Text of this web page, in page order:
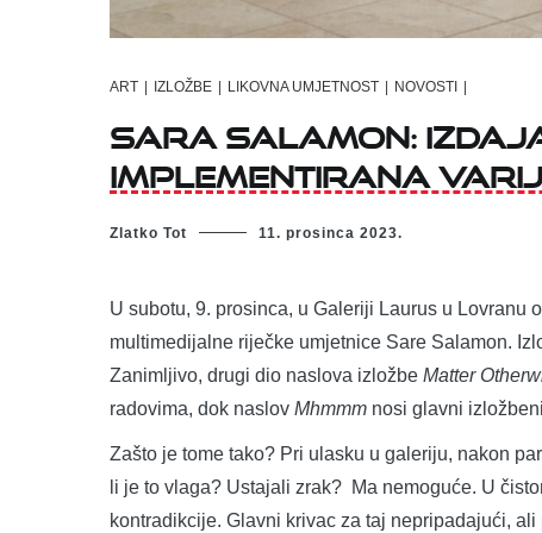
ART IZLOŽBE LIKOVNA UMJETNOST NOVOSTI
Sara Salamon:
implementirana
Zlatko Tot 11. prosinca 2023.
U subotu, 9. prosinca, u Galeriji Laurus u Lovranu
multimedijalne riječke umjetnice Sare Salamon.
Zanimljivo, drugi dio naslova izložbe Matter
radovima, dok naslov Mhmmm nosi glavni
Zašto je tome tako? Pri ulasku u galeriju, nakon
li je to vlaga? Ustajali zrak? Ma nemoguće. U
kontradikcije. Glavni krivac za taj nepripadajući,